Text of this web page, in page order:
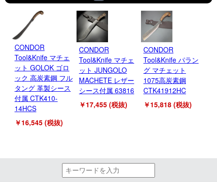
CONDOR
Tool&Knife マチェ
ット GOLOK ゴロ
ック 高炭素鋼 フル
タング 革製シース
付属 CTK410-
14HCS
￥16,545 (税抜)
CONDOR
Tool&Knife マチェ
ット JUNGOLO
MACHETE レザー
シース付属 63816
￥17,455 (税抜)
CONDOR
Tool&Knife パラン
グ マチェット
1075高炭素鋼
CTK41912HC
￥15,818 (税抜)